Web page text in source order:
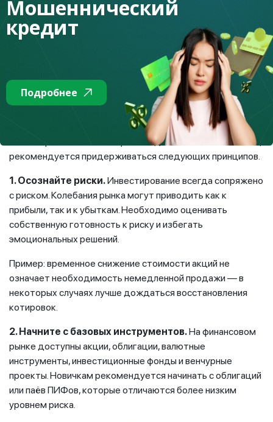
финансовыми пирамидами, не имеющими реальных
активов и правовых оснований для деятельности.
Основные рекомендации начинающим
инвесторам
Даже при наличии регуляторной защиты
ответственность за инвестиционные решения несет сам
инвестор. Чтобы снизить риски и действовать осознанно,
рекомендуется придерживаться следующих принципов.
1. Осознайте риски.Инвестирование всегда сопряжено
с риском. Колебания рынка могут приводить как к
прибыли, так и к убыткам. Необходимо оценивать
собственную готовность к риску и избегать
эмоциональных решений.
Пример: временное снижение стоимости акций не
означает необходимость немедленной продажи — в
некоторых случаях лучше дождаться восстановления
котировок.
2. Начните с базовых инструментов.На финансовом
рынке доступны акции, облигации, валютные
инструменты, инвестиционные фонды и венчурные
проекты. Новичкам рекомендуется начинать с облигаций
или паёв ПИФов, которые отличаются более низким
уровнем риска.
Мошеннический
кредит
Подробнее